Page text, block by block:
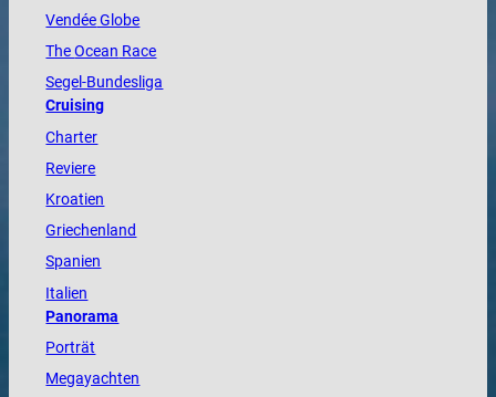
VendéeGlobe
TheOcean Race
Segel-Bundesliga
Cruising
Charter
Reviere
Kroatien
Griechenland
Spanien
Italien
Panorama
Porträt
Megayachten